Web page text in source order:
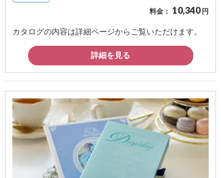
ん
の
文
例
結
婚
式
に
る
料金： 10,340 円
カタログの内容は詳細ページからご覧いただけます。
詳細を見る